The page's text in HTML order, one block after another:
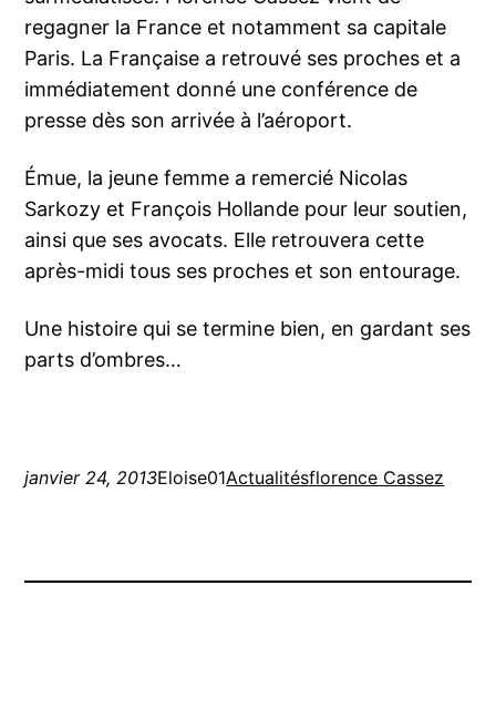
regagner la France et notamment sa capitale
Paris. La Française a retrouvé ses proches et a
immédiatement donné une conférence de
presse dès son arrivée à l’aéroport.
Émue, la jeune femme a remercié Nicolas
Sarkozy et François Hollande pour leur soutien,
ainsi que ses avocats. Elle retrouvera cette
après-midi tous ses proches et son entourage.
Une histoire qui se termine bien, en gardant ses
parts d’ombres…
janvier 24, 2013Eloise01Actualitésflorence Cassez